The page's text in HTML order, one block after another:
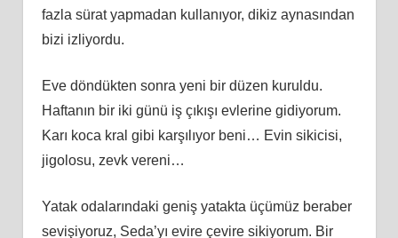
fazla sürat yapmadan kullanıyor, dikiz aynasından
bizi izliyordu.
Eve döndükten sonra yeni bir düzen kuruldu.
Haftanın bir iki günü iş çıkışı evlerine gidiyorum.
Karı koca kral gibi karşılıyor beni… Evin sikicisi,
jigolosu, zevk vereni…
Yatak odalarındaki geniş yatakta üçümüz beraber
sevişiyoruz, Seda’yı evire çevire sikiyorum. Bir